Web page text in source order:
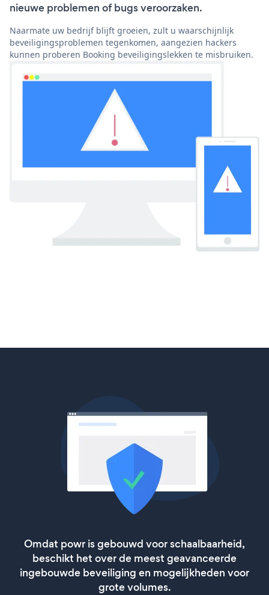
nieuwe problemen of bugs veroorzaken.
Naarmate uw bedrijf blijft groeien, zult u waarschijnlijk
beveiligingsproblemen tegenkomen, aangezien hackers
kunnen proberen Booking beveiligingslekken te misbruiken.
Omdat powr is gebouwd voor schaalbaarheid,
beschikt het over de meest geavanceerde
ingebouwde beveiliging en mogelijkheden voor
grote volumes.